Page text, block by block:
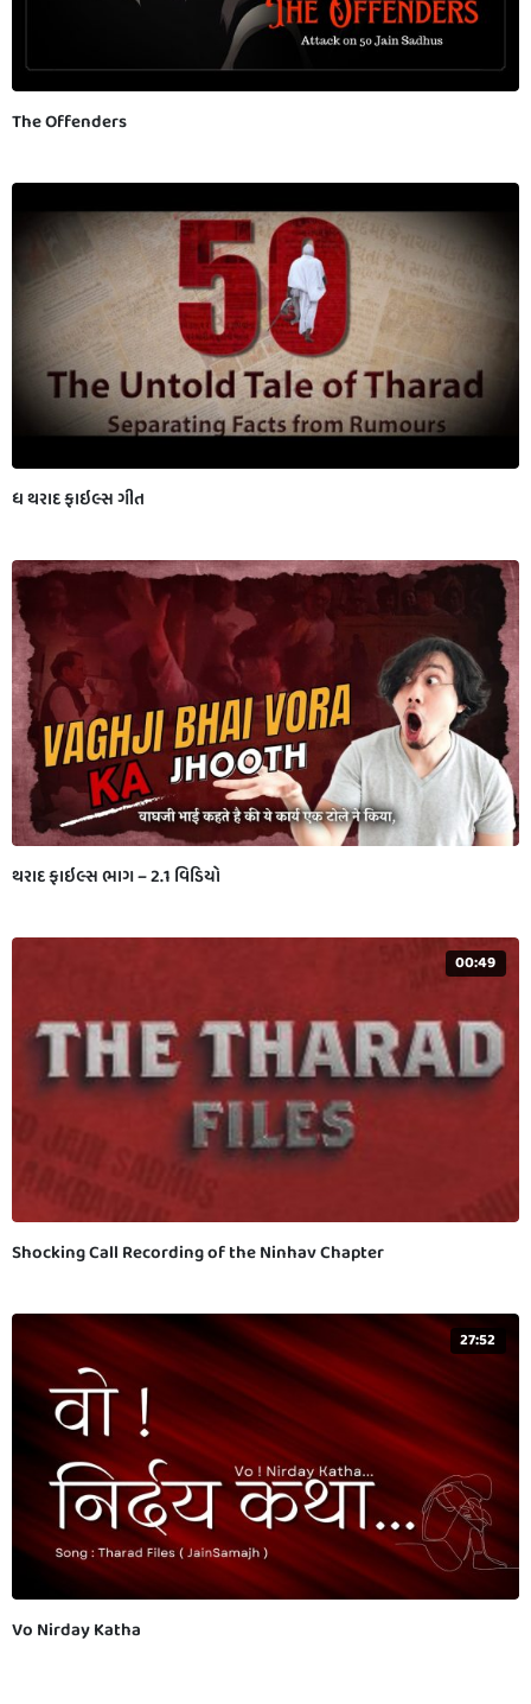
The Offenders
ધ થરાદ ફાઇલ્સ ગીત
થરાદ ફાઇલ્સ ભાગ – 2.1 વિડિયો
00:49
Shocking Call Recording of the Ninhav Chapter
27:52
Vo Nirday Katha